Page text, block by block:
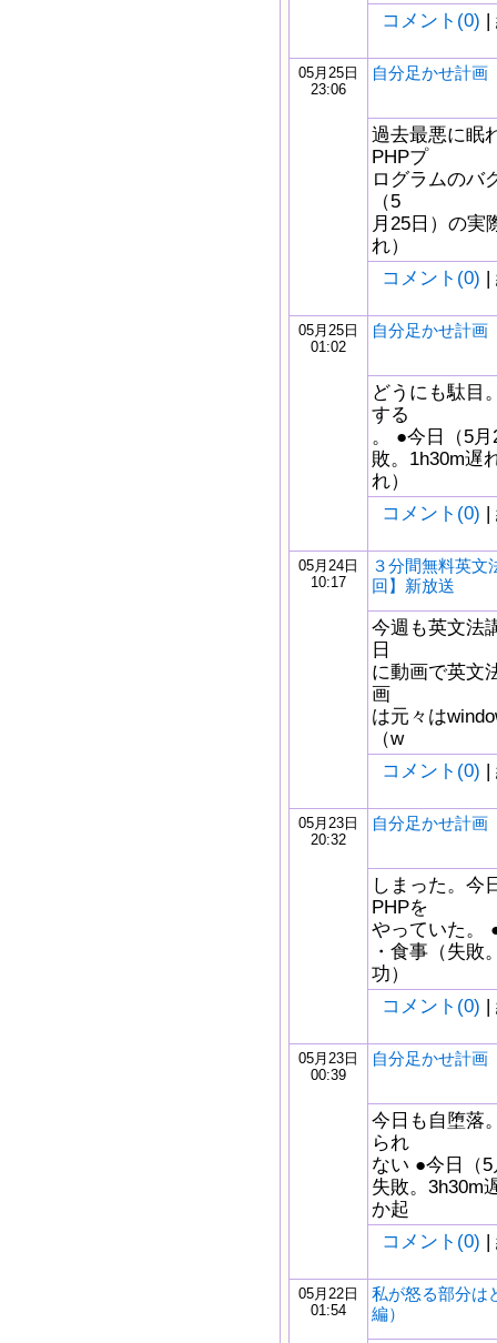
コメント(0) |
05月25日
23:06
自分足かせ計
過去最悪に眠
PHPプ
ログラムのバ
（5
月25日）の実
れ）
コメント(0) |
05月25日
01:02
自分足かせ計
どうにも駄目
する
。 ●今日（5
敗。1h30m遅
れ）
コメント(0) |
05月24日
10:17
３分間無料英文
回】新放送
今週も英文法
日
に動画で英文
画
は元々は
（w
コメント(0) |
05月23日
20:32
自分足かせ計
しまった。今
PHPを
やっていた。
・食事（失敗
功）
コメント(0) |
05月23日
00:39
自分足かせ計
今日も自堕落
られ
ない ●今日（
失敗。3h30m
か起
コメント(0) |
05月22日
01:54
私が怒る部分は
編）